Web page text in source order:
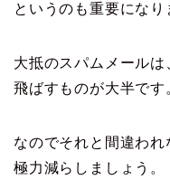
というのも重要になり
大抵のスパムメール
飛ばすものが大半です
なのでそれと間違わ
極力減らしましょう。